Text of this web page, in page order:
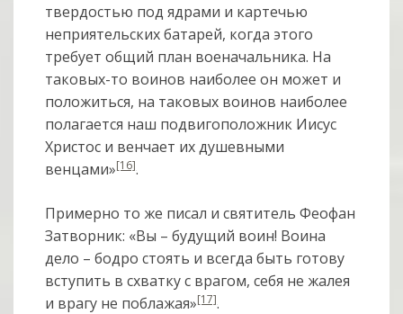
твердостью под ядрами и картечью
неприятельских батарей, когда этого
требует общий план военачальника. На
таковых-то воинов наиболее он может и
положиться, на таковых воинов наиболее
полагается наш подвигоположник Иисус
Христос и венчает их душевными
венцами»[16].
Примерно то же писал и святитель Феофан
Затворник: «Вы – будущий воин! Воина
дело – бодро стоять и всегда быть готову
вступить в схватку с врагом, себя не жалея
и врагу не поблажая»[17].